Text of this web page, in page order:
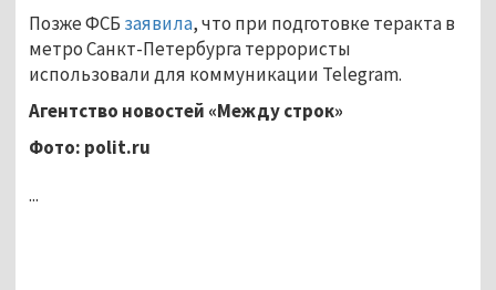
Позже ФСБ заявила, что при подготовке теракта в
метро Санкт-Петербурга террористы
использовали для коммуникации Telegram.
Агентство новостей «Между строк»
Фото: polit.ru
...